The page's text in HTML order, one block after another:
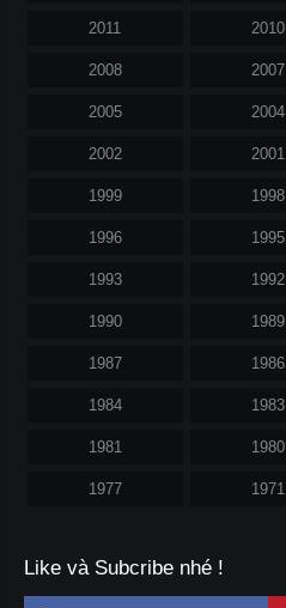
2011 2010
2008 2007
2005 2004
2002 2001
1999 1998
1996 1995
1993 1992
1990 1989
1987 1986
1984 1983
1981 1980
1977 1971
Like và Subcribe nhé !